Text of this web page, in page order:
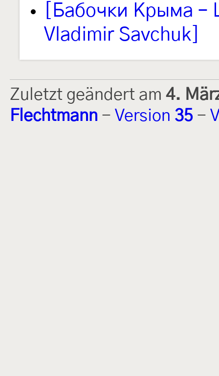
[Бабочки Крыма –
Vladimir Savchuk]
Zuletzt geändert am 4.
Flechtmann - Version 35 -